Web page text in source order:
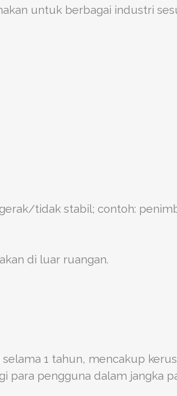
untuk berbagai industri
tidak stabil; contoh:
di luar ruangan.
1 tahun, mencakup
para pengguna dalam jangka